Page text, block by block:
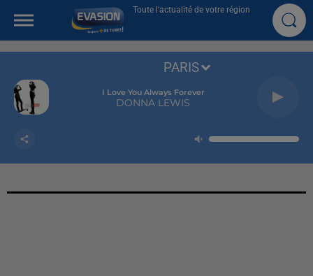
Toute l'actualité de votre région
I Love You Always Forever
DONNA LEWIS
PARIS